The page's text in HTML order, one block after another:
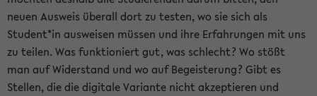
neuen Ausweis überall dort zu testen, wo sie sich als
Student*in ausweisen müssen und ihre Erfahrungen mit uns
zu teilen. Was funktioniert gut, was schlecht? Wo stößt
man auf Widerstand und wo auf Begeisterung? Gibt es
Stellen, die die digitale Variante nicht akzeptieren und